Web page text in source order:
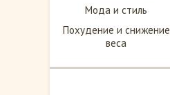
Мода и стиль
Похудение и снижение
веса